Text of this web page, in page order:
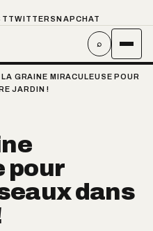
TWITTER SNAPCHAT
⌕
GRAINE MIRACULEUSE POUR
JARDIN !
pour
dans